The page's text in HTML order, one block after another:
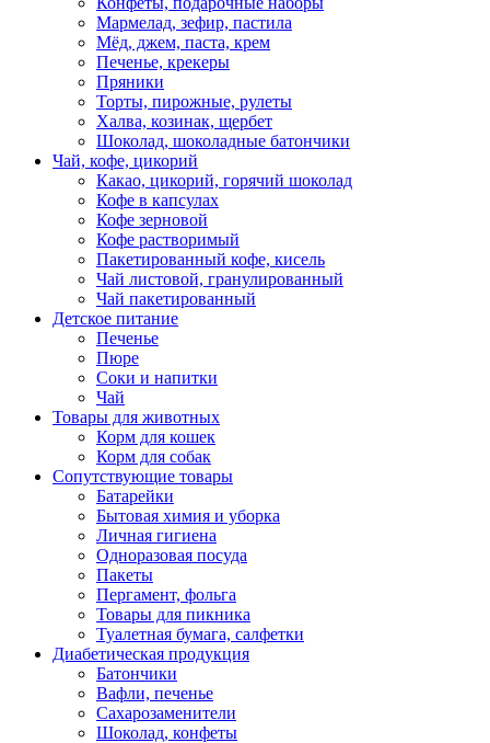
Мармелад, зефир, пастила
Мёд, джем, паста, крем
Печенье, крекеры
Пряники
Торты, пирожные, рулеты
Халва, козинак, щербет
Шоколад, шоколадные батончики
Чай, кофе, цикорий
Какао, цикорий, горячий шоколад
Кофе в капсулах
Кофе зерновой
Кофе растворимый
Пакетированный кофе, кисель
Чай листовой, гранулированный
Чай пакетированный
Детское питание
Печенье
Пюре
Соки и напитки
Чай
Товары для животных
Корм для кошек
Корм для собак
Сопутствующие товары
Батарейки
Бытовая химия и уборка
Личная гигиена
Одноразовая посуда
Пакеты
Пергамент, фольга
Товары для пикника
Туалетная бумага, салфетки
Диабетическая продукция
Батончики
Вафли, печенье
Сахарозаменители
Шоколад, конфеты